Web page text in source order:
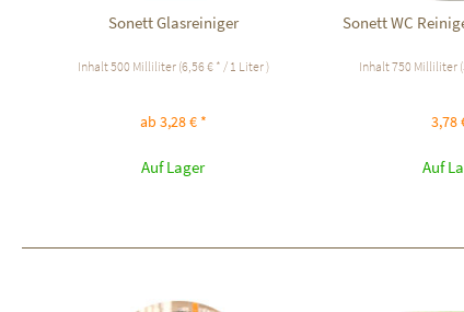
Sonett Glasreiniger
Inhalt500 Milliliter (6,56 € * / 1 Liter )
ab 3,28 € *
Auf Lager
Sonett WC
Inhalt750 Milliliter
3,78
Auf